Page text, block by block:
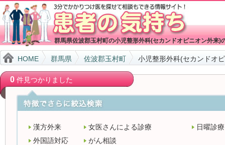
群馬県佐波郡玉村町の小児整形外科(セカンドオピニオン外来)
HOME 群馬県 佐波郡玉村町 小児整形外科(セカンドオ
0件見つかりました
漢方外来 女医さんによる診療
日曜診療
外国語対応
がん相談